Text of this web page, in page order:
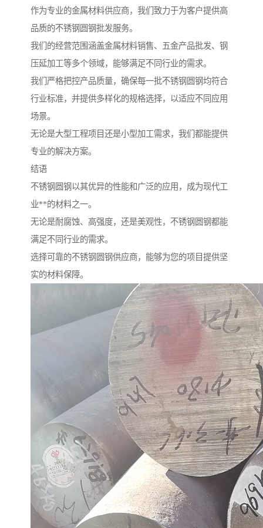
作为专业的金属材料供应商，我们致力于为客户提供高
品质的不锈钢圆钢批发服务。
我们的经营范围涵盖金属材料销售、五金产品批发、钢
压延加工等多个领域，能够满足不同行业的需求。
我们严格把控产品质量，确保每一批不锈钢圆钢均符合
行业标准，并提供多样化的规格选择，以适应不同应用
场景。
无论是大型工程项目还是小型加工需求，我们都能提供
专业的解决方案。
结语
不锈钢圆钢以其优异的性能和广泛的应用，成为现代工
业**的材料之一。
无论是耐腐蚀、高强度，还是美观性，不锈钢圆钢都能
满足不同行业的需求。
选择可靠的不锈钢圆钢供应商，能够为您的项目提供坚
实的材料保障。